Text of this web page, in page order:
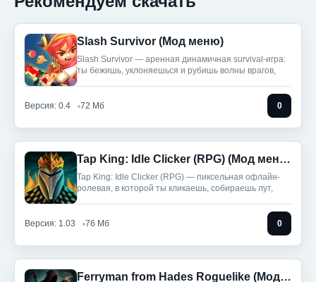
Slash Survivor (Мод меню)
Slash Survivor — аренная динамичная survival-игра:
ты бежишь, уклоняешься и рубишь волны врагов,
Версия: 0.4 72 Мб 0
Tap King: Idle Clicker (RPG) (Мод меню)
Tap King: Idle Clicker (RPG) — пиксельная офлайн-
ролевая, в которой ты кликаешь, собираешь лут,
Версия: 1.03 76 Мб 0
Ferryman from Hades Roguelike (Мод, Бесплатные покупки)